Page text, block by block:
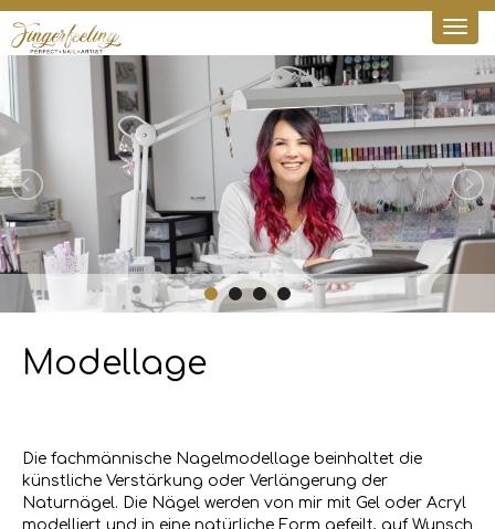
Modellage
Die fachmännische Nagelmodellage beinhaltet die
künstliche Verstärkung oder Verlängerung der
Naturnägel. Die Nägel werden von mir mit Gel oder Acryl
modelliert und in eine natürliche Form gefeilt, auf Wunsch